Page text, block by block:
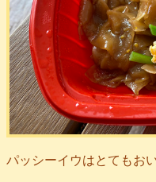
パッシーイウはとてもお